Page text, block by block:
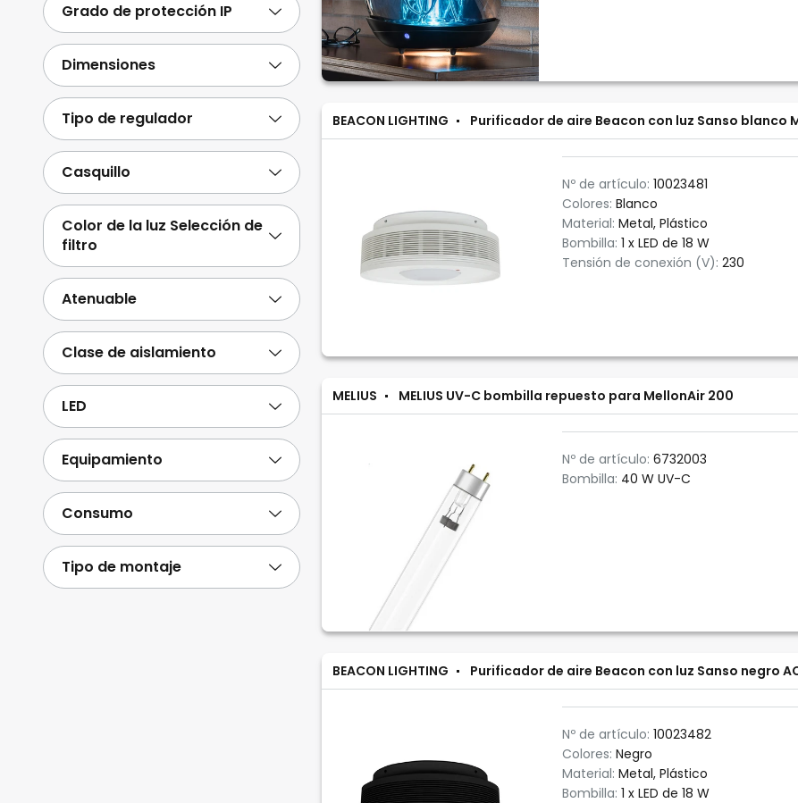
BEACON LIGHTING Purificador de aire Beacon con luz Sanso blanco
Nº de artículo: 10023481
Colores: Blanco
Material: Metal, Plástico
Bombilla: 1 x LED de 18 W
Tensión de conexión (V): 230
MELIUS MELIUS UV-C bombilla repuesto para MellonAir 200
Nº de artículo: 6732003
Bombilla: 40 W UV-C
BEACON LIGHTING Purificador de aire Beacon con luz Sanso negro AC
Nº de artículo: 10023482
Colores: Negro
Material: Metal, Plástico
Bombilla: 1 x LED de 18 W
Grado de protección IP
Dimensiones
Tipo de regulador
Casquillo
Color de la luz Selección de
filtro
Atenuable
Clase de aislamiento
LED
Equipamiento
Consumo
Tipo de montaje